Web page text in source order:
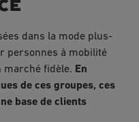
dans la mode plus-
personnes à mobilité
marché fidèle. En
de ces groupes, ces
base de clients